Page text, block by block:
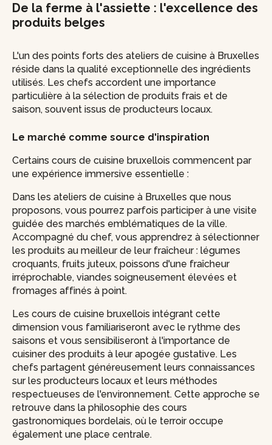
De la ferme à l'assiette : l'excellence des
produits belges
L'un des points forts des ateliers de cuisine à Bruxelles
réside dans la qualité exceptionnelle des ingrédients
utilisés. Les chefs accordent une importance
particulière à la sélection de produits frais et de
saison, souvent issus de producteurs locaux.
Le marché comme source d'inspiration
Certains cours de cuisine bruxellois commencent par
une expérience immersive essentielle :
Dans les ateliers de cuisine à Bruxelles que nous
proposons, vous pourrez parfois participer à une visite
guidée des marchés emblématiques de la ville.
Accompagné du chef, vous apprendrez à sélectionner
les produits au meilleur de leur fraîcheur : légumes
croquants, fruits juteux, poissons d'une fraîcheur
irréprochable, viandes soigneusement élevées et
fromages affinés à point.
Les cours de cuisine bruxellois intégrant cette
dimension vous familiariseront avec le rythme des
saisons et vous sensibiliseront à l'importance de
cuisiner des produits à leur apogée gustative. Les
chefs partagent généreusement leurs connaissances
sur les producteurs locaux et leurs méthodes
respectueuses de l'environnement. Cette approche se
retrouve dans la philosophie des cours
gastronomiques bordelais, où le terroir occupe
également une place centrale.